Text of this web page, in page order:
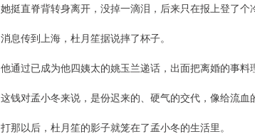
她挺直脊背转身离开，没掉一滴泪，后来只在报上登了个
消息传到上海，杜月笙据说摔了杯子。
他通过已成为他四姨太的姚玉兰递话，出面把离婚的事料
这钱对孟小冬来说，是份迟来的、硬气的交代，像给流血
打那以后，杜月笙的影子就笼在了孟小冬的生活里。